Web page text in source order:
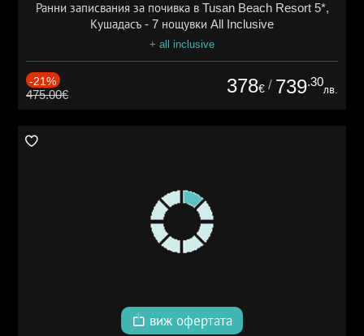
Ранни записвания за почивка в Tusan Beach Resort 5*,
Кушадасъ - 7 нощувки All Inclusive
+ all inclusive
-21%
475.00€ 378€ / 739.30
лв.
виж офертата